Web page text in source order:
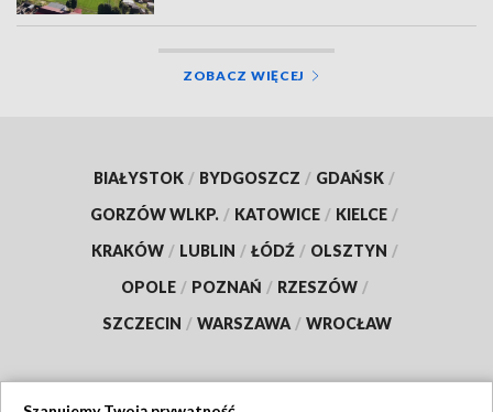
ZOBACZ WIĘCEJ
BIAŁYSTOK / BYDGOSZCZ / GDAŃSK /
GORZÓW WLKP. / KATOWICE / KIELCE /
KRAKÓW / LUBLIN / ŁÓDŹ / OLSZTYN /
OPOLE / POZNAŃ / RZESZÓW /
SZCZECIN / WARSZAWA / WROCŁAW